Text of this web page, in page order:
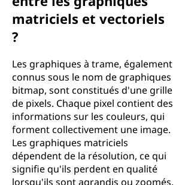
matriciels et vectoriels
?
Les graphiques à trame, également
connus sous le nom de graphiques
bitmap, sont constitués d'une grille
de pixels. Chaque pixel contient des
informations sur les couleurs, qui
forment collectivement une image.
Les graphiques matriciels
dépendent de la résolution, ce qui
signifie qu'ils perdent en qualité
lorsqu'ils sont agrandis ou zoomés.